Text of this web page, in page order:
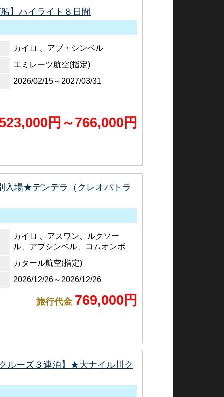
】ハイライト８日間
カイロ 、アブ・シンベル
エミレーツ航空(指定)
2026/02/15～2027/03/31
523,000円～766,000円
入場★デンデラ（クレオパトラ
カイロ 、アスワン、ルクソー
ル、アブシンベル、コムオンボ
カタール航空(指定)
2026/12/26～2026/12/26
旅行代金 769,000円
ルーズ３連泊】★大ナイル川ク